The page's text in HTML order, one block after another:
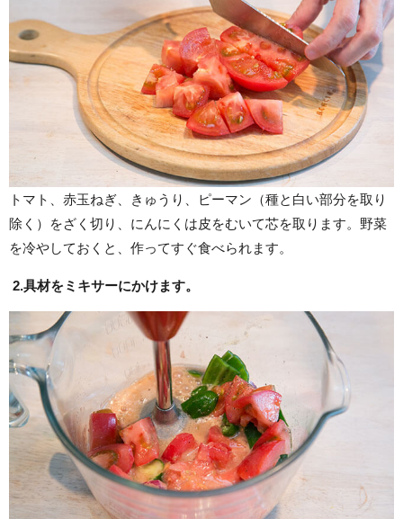
トマト、赤玉ねぎ、きゅうり、ピーマン（種と白い部分を取り
除く）をざく切り、にんにくは皮をむいて芯を取ります。野菜
を冷やしておくと、作ってすぐ食べられます。
2.具材をミキサーにかけます。